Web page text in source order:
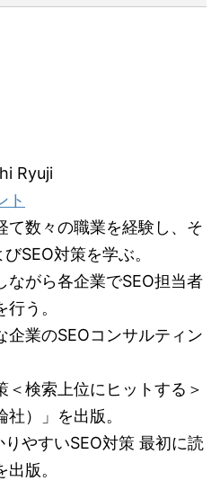
Ryuji
ト
て数々の職業を経験し、そ
SEO対策を学ぶ。
ながら各企業でSEO担当者
う。
企業のSEOコンサルティン
検索上位にヒットする＞
）」を出版。
やすいSEO対策 最初に読
版。